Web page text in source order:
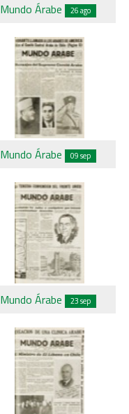
Mundo Árabe 26 ago
Mundo Árabe 09 sep
Mundo Árabe 23 sep